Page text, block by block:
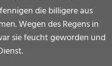
die billigere aus
Wegen des Regens in
sie feucht geworden und